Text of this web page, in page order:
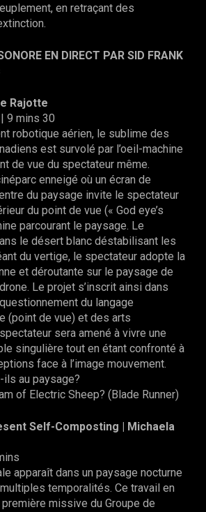
en retraçant des
EN DIRECT PAR SID FRANK
Rajotte
9 mins 30
robotique aérien, le sublime des
est survolé par l’oeil-machine
de vue du spectateur même.
enneigé où un écran de
du paysage invite le spectateur
du point de vue (« God eye’s
parcourant le paysage. Le
le désert blanc déstabilisant les
du vertige, le spectateur adopte la
et déroutante sur le paysage de
Le projet s’inscrit ainsi dans
du langage
(point de vue) et des arts
sera amené à vivreune
singulière tout en étant confronté à
face à l’image mouvement.
au paysage?
of Electric Sheep? (Blade Runner)
Self-Composting | Michaela
apparaît dans un paysage nocturne
temporalités. Ce travail en
missive du Groupe de